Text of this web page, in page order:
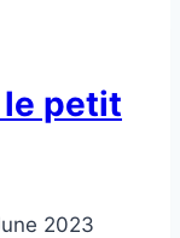
le petit
2023